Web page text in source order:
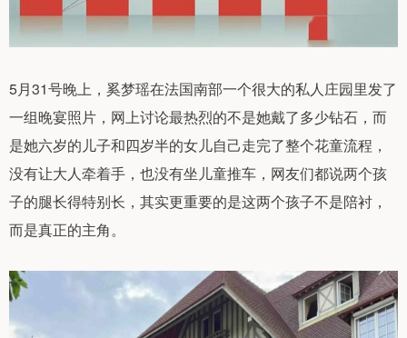
5月31号晚上，奚梦瑶在法国南部一个很大的私人庄园里发了
一组晚宴照片，网上讨论最热烈的不是她戴了多少钻石，而
是她六岁的儿子和四岁半的女儿自己走完了整个花童流程，
没有让大人牵着手，也没有坐儿童推车，网友们都说两个孩
子的腿长得特别长，其实更重要的是这两个孩子不是陪衬，
而是真正的主角。